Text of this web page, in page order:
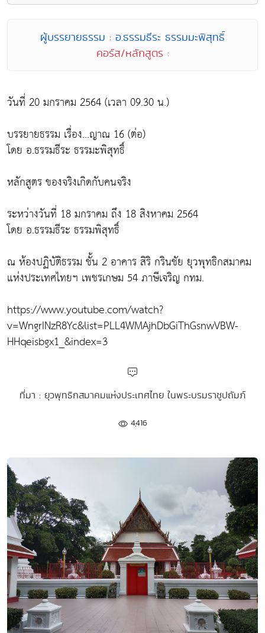
ผู้บรรยายธรรม : อ.ธรรมธีระ ธรรมมะพิสุทธิ์
คอร์ส/หลักสูตร :
วันที่ 20 มกราคม 2564 (เวลา 09.30 น.)
บรรยายธรรม เรื่อง...ญาณ 16 (ต่อ)
โดย อ.ธรรมธีระ ธรรมะพิสุทธิ์
หลักสูตร ของจริงเกิดกับคนจริง
ระหว่างวันที่ 18 มกราคม ถึง 18 สิงหาคม 2564
โดย อ.ธรรมธีระ ธรรมพิสุทธิ์
ณ ห้องปฏิบัติธรรม ชั้น 2 อาคาร สิริ กรินชัย ยุวพุทธิกสมาคม
แห่งประเทศไทยฯ เพชรเกษม 54 ภาษีเจริญ กทม.
https://www.youtube.com/watch?
v=WngrINzR8Yc&list=PLL4WMAjhDbGiThGsnwVBW-
HHqeisbgx1_&index=3
ที่มา : ยุวพุทธิกสมาคมแห่งประเทศไทย ในพระบรมราชูปถัมภ์
4,416